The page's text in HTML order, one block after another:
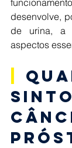
desenvolve,
de urina, a
aspectos